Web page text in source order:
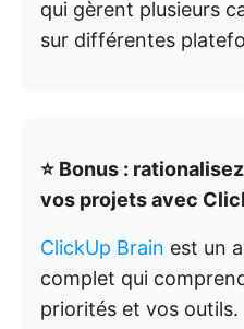
qui gèrent plusieurs
sur différentes
⭐ Bonus :
vos projets avec
ClickUp Brain est un
complet qui
priorités et vos outils.